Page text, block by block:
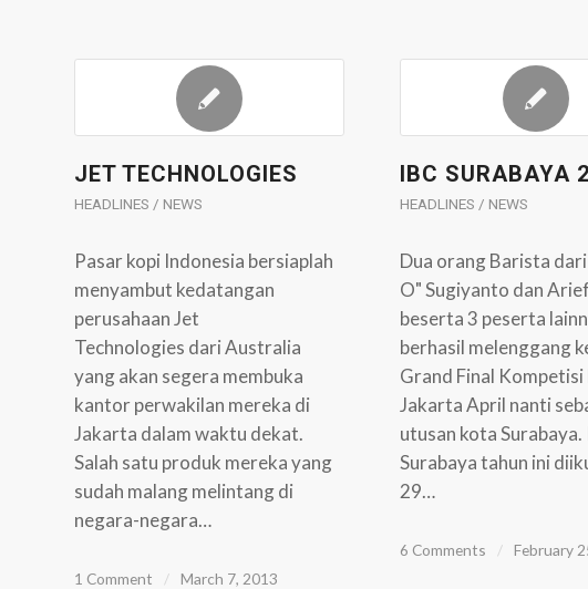
JET TECHNOLOGIES
HEADLINES / NEWS
Pasar kopi Indonesia bersiaplah
menyambut kedatangan
perusahaan Jet
Technologies dari Australia
yang akan segera membuka
kantor perwakilan mereka di
Jakarta dalam waktu dekat.
Salah satu produk mereka yang
sudah malang melintang di
negara-negara…
1 Comment / March 7, 2013
IBC SURABAYA
HEADLINES / NEWS
Dua orang Barista
O" Sugiyanto dan
beserta 3 peserta
berhasil melenggang
Grand Final
Jakarta April nanti
utusan kota Surabaya.
Surabaya tahun ini
29…
6 Comments / February